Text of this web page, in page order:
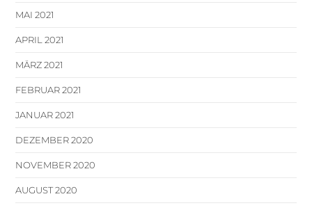
MAI 2021
APRIL 2021
MÄRZ 2021
FEBRUAR 2021
JANUAR 2021
DEZEMBER 2020
NOVEMBER 2020
AUGUST 2020